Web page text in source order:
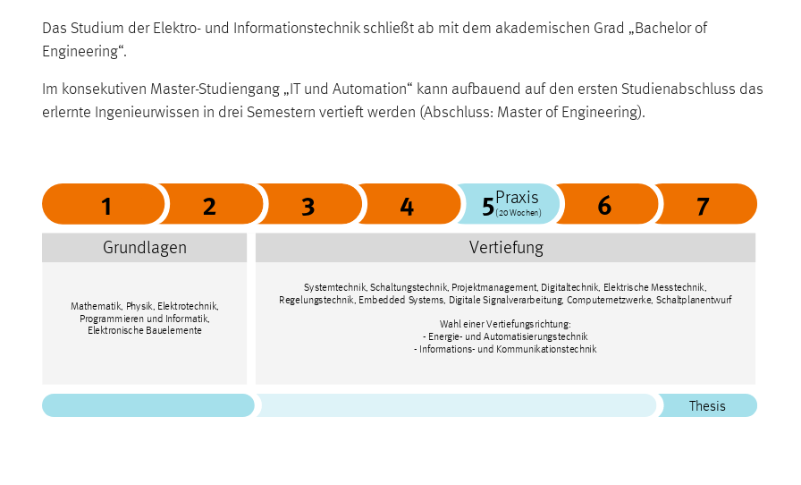
Das Studium der Elektro- und Informationstechnik schließt ab mit dem akademischen Grad „Bachelor of
Engineering“.
Im konsekutiven Master-Studiengang „IT und Automation“ kann aufbauend auf den ersten Studienabschluss das
erlernte Ingenieurwissen in drei Semestern vertieft werden (Abschluss: Master of Engineering).
1 2 3 4 5 Praxis
(20 Wochen) 6 7
Grundlagen Vertiefung
Mathematik, Physik, Elektrotechnik,
Programmieren und Informatik,
Elektronische Bauelemente
Systemtechnik, Schaltungstechnik, Projektmanagement, Digitaltechnik, Elektrische Messtechnik,
Regelungstechnik, Embedded Systems, Digitale Signalverarbeitung, Computernetzwerke, Schaltplanentwurf
Wahl einer Vertiefungsrichtung:
- Energie- und Automatisierungstechnik
- Informations- und Kommunikationstechnik
Thesis